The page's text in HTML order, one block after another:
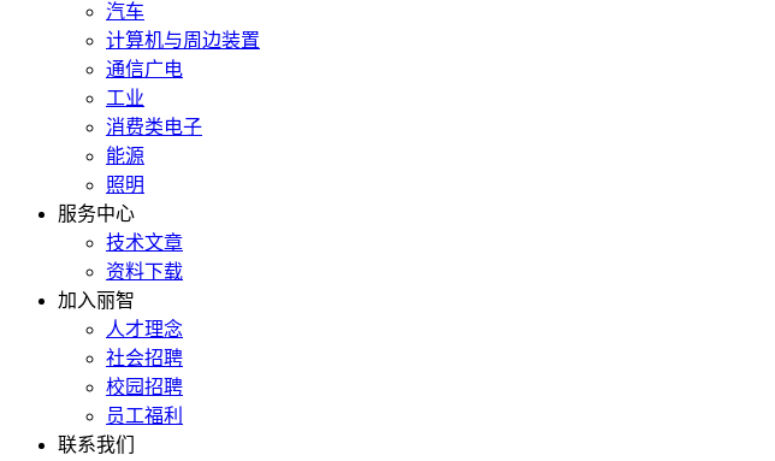
汽车
计算机与周边装置
通信广电
工业
消费类电子
能源
照明
服务中心
技术文章
资料下载
加入丽智
人才理念
社会招聘
校园招聘
员工福利
联系我们